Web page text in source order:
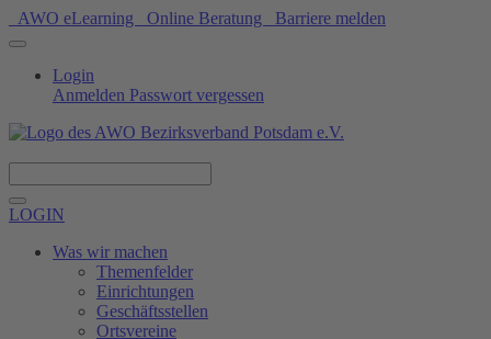
AWO eLearning Online Beratung Barriere melden
Login
Anmelden Passwort vergessen
LOGIN
Was wir machen
Themenfelder
Einrichtungen
Geschäftsstellen
Ortsvereine